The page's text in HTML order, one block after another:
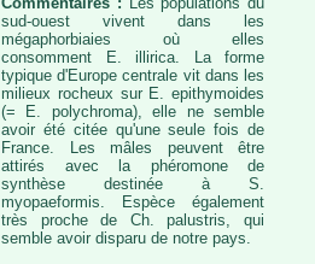
sud-ouest vivent dans les
mégaphorbiaies où elles
consomment E. illirica. La forme
typique d'Europe centrale vit dans les
milieux rocheux sur E. epithymoides
(= E. polychroma), elle ne semble
avoir été citée qu'une seule fois de
France. Les mâles peuvent être
attirés avec la phéromone de
synthèse destinée à S.
myopaeformis. Espèce également
très proche de Ch. palustris, qui
semble avoir disparu de notre pays.